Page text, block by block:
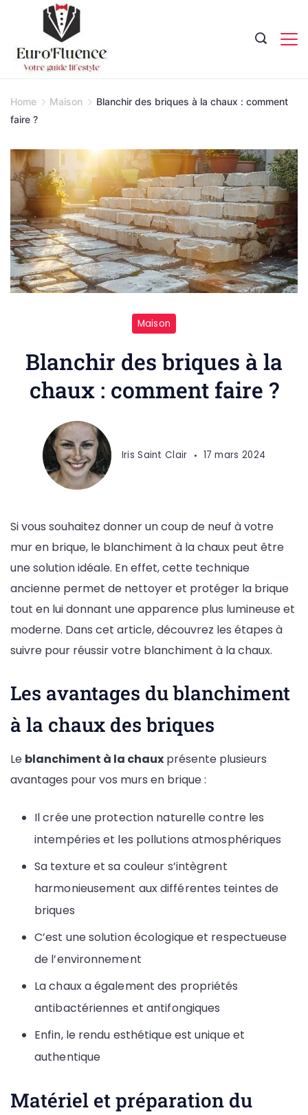
content
Home Maison
Blanchir des briques à la chaux : comment
faire ?
briques
méthode
Maison
Blanchir des briques à la
chaux : comment faire ?
Iris Saint Clair 17 mars 2024
Si vous souhaitez donner un coup de neuf à votre
mur en brique, le blanchiment à la chaux peut être
une solution idéale. En effet, cette technique
ancienne permet de nettoyer et protéger la brique
tout en lui donnant une apparence plus lumineuse et
moderne. Dans cet article, découvrez les étapes à
suivre pour réussir votre blanchiment à la chaux.
Les avantages du blanchiment
à la chaux des briques
Le blanchiment à la chaux présente plusieurs
avantages pour vos murs en brique :
Il crée une protection naturelle contre les
intempéries et les pollutions atmosphériques
Sa texture et sa couleur s’intègrent
harmonieusement aux différentes teintes de
briques
C’est une solution écologique et respectueuse
de l’environnement
La chaux a également des propriétés
antibactériennes et antifongiques
Enfin, le rendu esthétique est unique et
authentique
Matériel et préparation du